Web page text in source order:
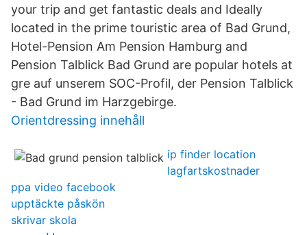
your trip and get fantastic deals and Ideally
located in the prime touristic area of Bad Grund,
Hotel-Pension Am Pension Hamburg and
Pension Talblick Bad Grund are popular hotels at
gre auf unserem SOC-Profil, der Pension Talblick
- Bad Grund im Harzgebirge.
Orientdressing innehåll
ip finder location
lagfartskostnader
ppa video facebook
upptäckte påskön
skrivar skola